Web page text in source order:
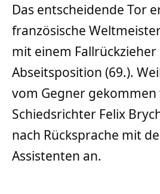
Das entscheidende Tor
französische
mit einem Fallrückzieher
Abseitsposition (69.).
vom Gegner
Schiedsrichter Felix
nach Rücksprache mit
Assistenten an.